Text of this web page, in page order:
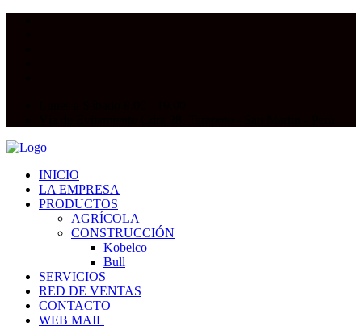
INICIO
LA EMPRESA
PRODUCTOS
AGRÍCOLA
CONSTRUCCIÓN
Kobelco
Bull
SERVICIOS
RED DE VENTAS
CONTACTO
WEB MAIL